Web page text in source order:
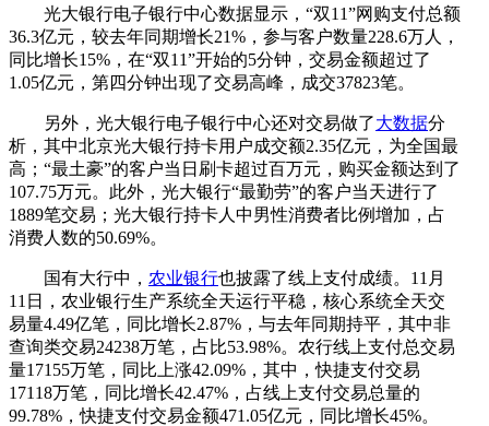
光大银行电子银行中心数据显示，“双11”网购支付总额
36.3亿元，较去年同期增长21%，参与客户数量228.6万人，
同比增长15%，在“双11”开始的5分钟，交易金额超过了
1.05亿元，第四分钟出现了交易高峰，成交37823笔。
另外，光大银行电子银行中心还对交易做了大数据分
析，其中北京光大银行持卡用户成交额2.35亿元，为全国最
高；“最土豪”的客户当日刷卡超过百万元，购买金额达到了
107.75万元。此外，光大银行“最勤劳”的客户当天进行了
1889笔交易；光大银行持卡人中男性消费者比例增加，占
消费人数的50.69%。
国有大行中， 农业银行也披露了线上支付成绩。11月
11日，农业银行生产系统全天运行平稳，核心系统全天交
易量4.49亿笔，同比增长2.87%，与去年同期持平，其中非
查询类交易24238万笔，占比53.98%。农行线上支付总交易
量17155万笔，同比上涨42.09%，其中，快捷支付交易
17118万笔，同比增长42.47%，占线上支付交易总量的
99.78%，快捷支付交易金额471.05亿元，同比增长45%。